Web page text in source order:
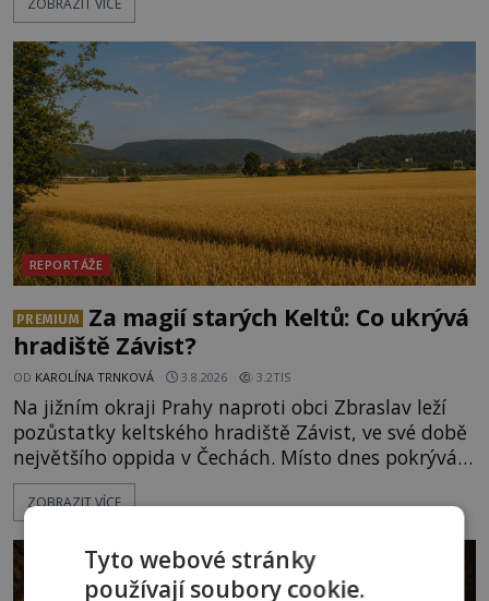
stavitelé hledají způsob, jak ji dostat přímo za
jindy vodu přivádějí štolou. A kolem hlubokých
černých šachet postupně vznikají příběhy o
tajných chodbách, vězních i poklade
REPORTÁŽE
PREMIUM
Za magií starých Keltů: Co ukrývá
hradiště Závist?
OD KAROLÍNA TRNKOVÁ 3.8.2026 3.2TIS
Na jižním okraji Prahy naproti obci Zbraslav leží
pozůstatky keltského hradiště Závist, ve své době
největšího oppida v Čechách. Místo dnes pokrývá
les, zbytky po kdysi monumentálním hradišti jsou
ale v terénu patrné stále. Co dalšího tu po Keltech
vrch Hr
ZOBRAZIT VÍCE
Tyto webové stránky
používají soubory cookie.